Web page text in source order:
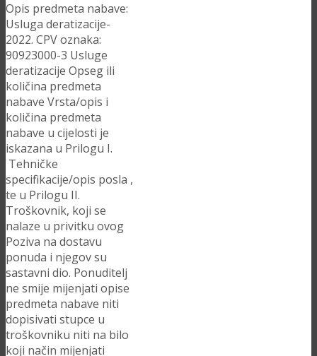
Opis predmeta nabave:
Usluga deratizacije-
2022. CPV oznaka:
90923000-3 Usluge
deratizacije Opseg ili
količina predmeta
nabave Vrsta/opis i
količina predmeta
nabave u cijelosti je
iskazana u Prilogu I.
Tehničke
specifikacije/opis posla ,
te u Prilogu II.
Troškovnik, koji se
nalaze u privitku ovog
Poziva na dostavu
ponuda i njegov su
sastavni dio. Ponuditelj
ne smije mijenjati opise
predmeta nabave niti
dopisivati stupce u
troškovniku niti na bilo
koji način mijenjati